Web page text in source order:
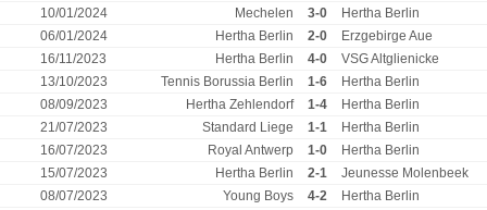
10/01/2024
Mechelen 3-0
Hertha Berlin
06/01/2024
Hertha Berlin 2-0
Erzgebirge Aue
16/11/2023
Hertha Berlin 4-0
VSG Altglienicke
13/10/2023
Tennis Borussia Berlin 1-6
Hertha Berlin
08/09/2023
Hertha Zehlendorf 1-4
Hertha Berlin
21/07/2023
Standard Liege 1-1
Hertha Berlin
16/07/2023
Royal Antwerp 1-0
Hertha Berlin
15/07/2023
Hertha Berlin 2-1
Jeunesse Molenbeek
08/07/2023
Young Boys 4-2
Hertha Berlin